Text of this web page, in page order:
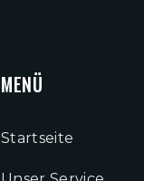
MENÜ
Startseite